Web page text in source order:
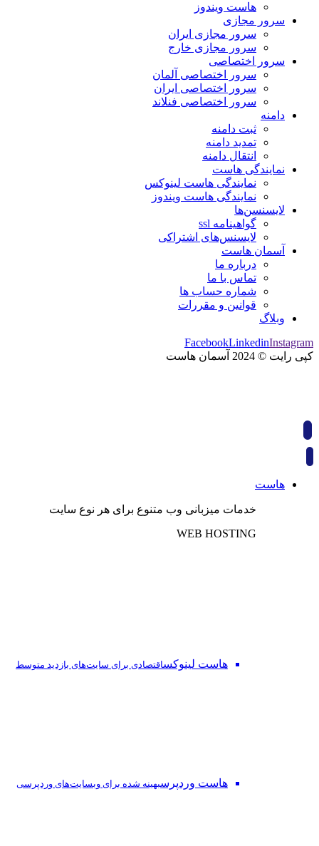
هاست ویندوز
سرور مجازی
سرور مجازی ایران
سرور مجازی خارج
سرور اختصاصی
سرور اختصاصی آلمان
سرور اختصاصی ایران
سرور اختصاصی فنلاند
دامنه
ثبت دامنه
تمدید دامنه
انتقال دامنه
نمایندگی هاست
نمایندگی هاست لینوکس
نمایندگی هاست ویندوز
لایسنسن‌ها
گواهینامه ssl
لایسنس‌های اشتراکی
آسمان هاست
درباره ما
تماس با ما
شماره حساب ها
قوانین و مقررات
وبلاگ
FacebookLinkedinInstagram
کپی رایت © 2024 آسمان هاست
هاست
خدمات میزبانی وب متنوع برای هر نوع سایت
WEB HOSTING
هاست لینوکساقتصادی برای سایت‌های بازدید متوسط
هاست وردپرسبهینه شده برای وبسایت‌های وردپرسی